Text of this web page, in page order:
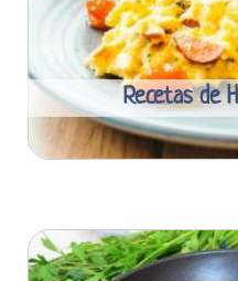
Recetas de